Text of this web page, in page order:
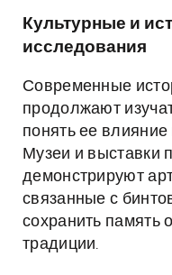
Культурные и
исследования
Современные
продолжают
понять ее влияние
Музеи и выставки
демонстрируют
связанные с
сохранить память
традиции.